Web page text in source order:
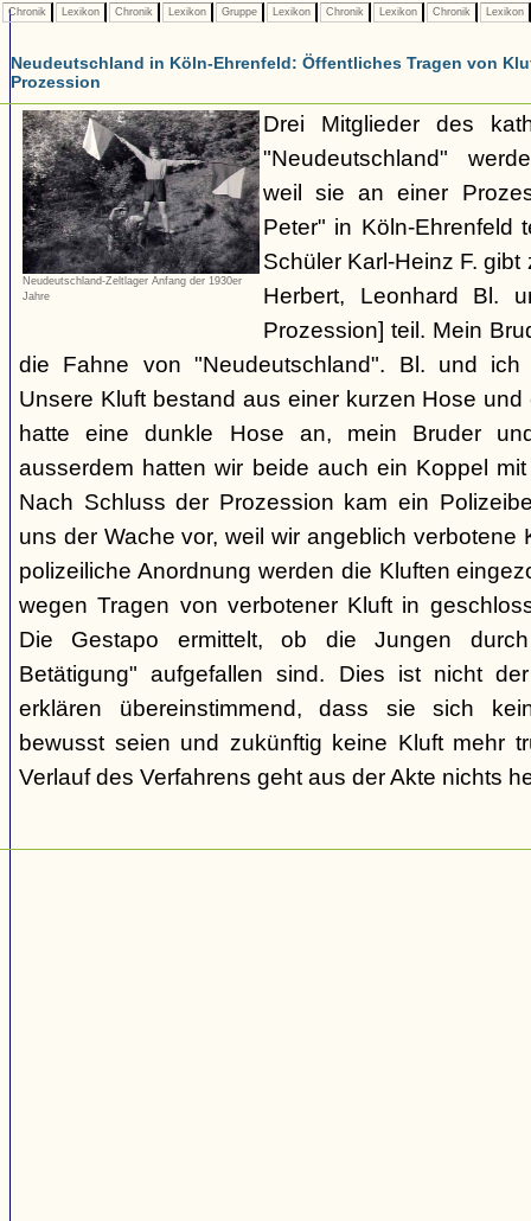
Chronik Lexikon Chronik Lexikon Gruppe Lexikon Chronik Lexikon Chronik Lexikon
Neudeutschland in Köln-Ehrenfeld: Öffentliches Tragen von
Prozession
Neudeutschland-Zeltlager Anfang der 1930er
Jahre
Drei Mitglieder des
"Neudeutschland"
weil sie an einer
Peter" in Köln-Ehrenfeld
Schüler Karl-Heinz F.
Herbert, Leonhard Bl.
Prozession] teil. Mein
die Fahne von "Neudeutschland". Bl. und
Unsere Kluft bestand aus einer kurzen Hose
hatte eine dunkle Hose an, mein Bruder
ausserdem hatten wir beide auch ein Koppel
Nach Schluss der Prozession kam ein
uns der Wache vor, weil wir angeblich verbotene
polizeiliche Anordnung werden die Kluften
wegen Tragen von verbotener Kluft in
Die Gestapo ermittelt, ob die Jungen durch
Betätigung" aufgefallen sind. Dies ist nicht
erklären übereinstimmend, dass sie sich
bewusst seien und zukünftig keine Kluft mehr
Verlauf des Verfahrens geht aus der Akte nichts